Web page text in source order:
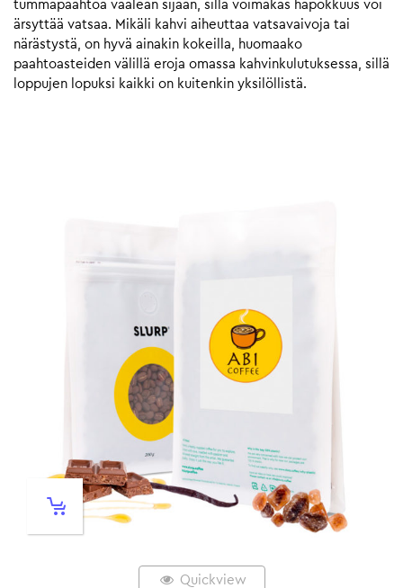
tummapaahtoa vaalean sijaan, sillä voimakas hapokkuus voi
ärsyttää vatsaa. Mikäli kahvi aiheuttaa vatsavaivoja tai
närästystä, on hyvä ainakin kokeilla, huomaako
paahtoasteiden välillä eroja omassa kahvinkulutuksessa, sillä
loppujen lopuksi kaikki on kuitenkin yksilöllistä.
Quickview